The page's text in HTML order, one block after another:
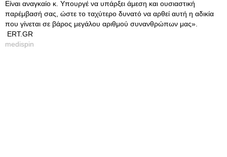
Είναι αναγκαίο κ. Υπουργέ να υπάρξει άμεση και ουσιαστική
παρέμβασή σας, ώστε το ταχύτερο δυνατό να αρθεί αυτή η αδικία
που γίνεται σε βάρος μεγάλου αριθμού συνανθρώπων μας».
ΕRT.GR
medispin